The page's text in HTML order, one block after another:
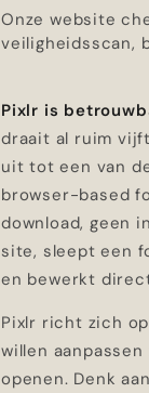
Onze website
veiligheidsscan,
Pixlr is
draait al ruim
uit tot een van
browser-based
download, geen
site, sleept een
en bewerkt
Pixlr richt zich
willen
openen. Denk